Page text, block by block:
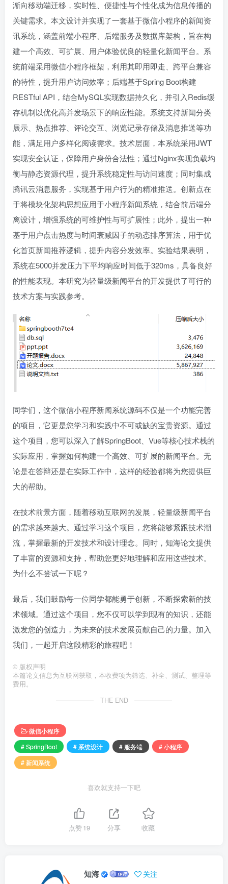
渐向移动端迁移，实时性、便捷性与个性化成为信息传播的
关键需求。本文设计并实现了一套基于微信小程序的新闻资
讯系统，涵盖前端小程序、后端服务及数据库架构，旨在构
建一个高效、可扩展、用户体验优良的轻量化新闻平台。系
统前端采用微信小程序框架，利用其即用即走、跨平台兼容
的特性，提升用户访问效率；后端基于Spring Boot构建
RESTful API，结合MySQL实现数据持久化，并引入Redis缓
存机制以优化高并发场景下的响应性能。系统支持新闻分类
展示、热点推荐、评论交互、浏览记录存储及消息推送等功
能，满足用户多样化阅读需求。技术层面，本系统采用JWT
实现安全认证，保障用户身份合法性；通过Nginx实现负载均
衡与静态资源代理，提升系统稳定性与访问速度；同时集成
腾讯云消息服务，实现基于用户行为的精准推送。创新点在
于将模块化架构思想应用于小程序新闻系统，结合前后端分
离设计，增强系统的可维护性与可扩展性；此外，提出一种
基于用户点击热度与时间衰减因子的动态排序算法，用于优
化首页新闻推荐逻辑，提升内容分发效率。实验结果表明，
系统在5000并发压力下平均响应时间低于320ms，具备良好
的性能表现。本研究为轻量级新闻平台的开发提供了可行的
技术方案与实践参考。
同学们，这个微信小程序新闻系统源码不仅是一个功能完善
的项目，它更是您学习和实践中不可或缺的宝贵资源。通过
这个项目，您可以深入了解SpringBoot、Vue等核心技术栈的
实际应用，掌握如何构建一个高效、可扩展的新闻平台。无
论是在答辩还是在实际工作中，这样的经验都将为您提供巨
大的帮助。
在技术前景方面，随着移动互联网的发展，轻量级新闻平台
的需求越来越大。通过学习这个项目，您将能够紧跟技术潮
流，掌握最新的开发技术和设计理念。同时，知海论文提供
了丰富的资源和支持，帮助您更好地理解和应用这些技术。
为什么不尝试一下呢？
最后，我们鼓励每一位同学都能勇于创新，不断探索新的技
术领域。通过这个项目，您不仅可以学到现有的知识，还能
激发您的创造力，为未来的技术发展贡献自己的力量。加入
我们，一起开启这段精彩的旅程吧！
© 版权声明
本篇论文信息为互联网获取，本收费项为筛选、补全、测试、整理等
费用。
THE END
微信小程序
# SpringBoot
# 系统设计 # 服务端
# 小程序
# 新闻系统
喜欢就支持一下吧
点赞19 分享 收藏
知海 关注